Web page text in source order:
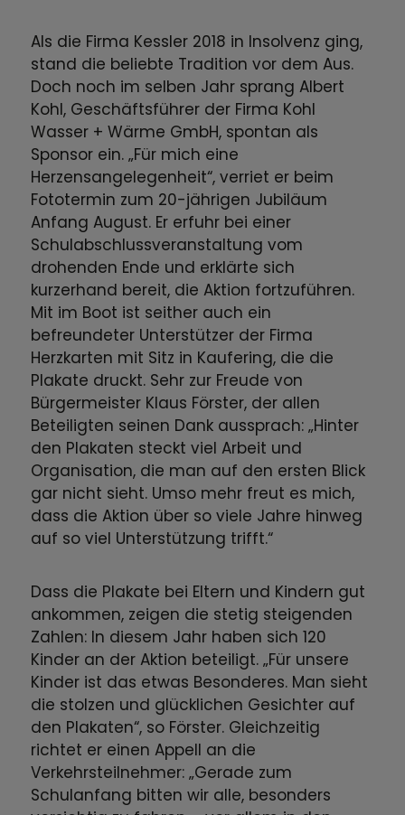
Als die Firma Kessler 2018 in Insolvenz ging,
stand die beliebte Tradition vor dem Aus.
Doch noch im selben Jahr sprang Albert
Kohl, Geschäftsführer der Firma Kohl
Wasser + Wärme GmbH, spontan als
Sponsor ein. „Für mich eine
Herzensangelegenheit“, verriet er beim
Fototermin zum 20-jährigen Jubiläum
Anfang August. Er erfuhr bei einer
Schulabschlussveranstaltung vom
drohenden Ende und erklärte sich
kurzerhand bereit, die Aktion fortzuführen.
Mit im Boot ist seither auch ein
befreundeter Unterstützer der Firma
Herzkarten mit Sitz in Kaufering, die die
Plakate druckt. Sehr zur Freude von
Bürgermeister Klaus Förster, der allen
Beteiligten seinen Dank aussprach: „Hinter
den Plakaten steckt viel Arbeit und
Organisation, die man auf den ersten Blick
gar nicht sieht. Umso mehr freut es mich,
dass die Aktion über so viele Jahre hinweg
auf so viel Unterstützung trifft.“
Dass die Plakate bei Eltern und Kindern gut
ankommen, zeigen die stetig steigenden
Zahlen: In diesem Jahr haben sich 120
Kinder an der Aktion beteiligt. „Für unsere
Kinder ist das etwas Besonderes. Man sieht
die stolzen und glücklichen Gesichter auf
den Plakaten“, so Förster. Gleichzeitig
richtet er einen Appell an die
Verkehrsteilnehmer: „Gerade zum
Schulanfang bitten wir alle, besonders